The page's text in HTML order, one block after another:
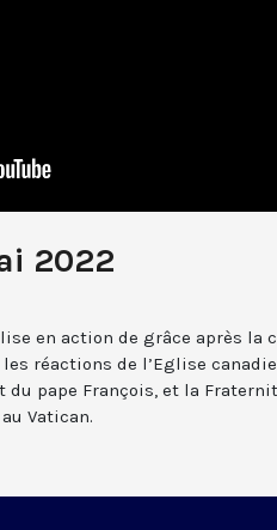
2022
en action de grâce après la
réactions de l’Eglise
pape François, et la
Vatican.